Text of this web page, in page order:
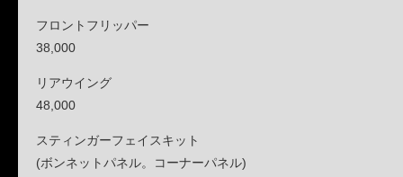
フロントフリッパー
38,000
リアウイング
48,000
スティンガーフェイスキット
(ボンネットパネル。コーナーパネル)